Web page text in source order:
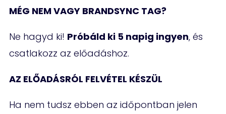
MÉG NEM VAGY BRANDSYNC TAG?
Ne hagyd ki! Próbáld ki 5 napig ingyen, és
csatlakozz az előadáshoz.
AZ ELŐADÁSRÓL FELVÉTEL KÉSZÜL
Ha nem tudsz ebben az időpontban jelen